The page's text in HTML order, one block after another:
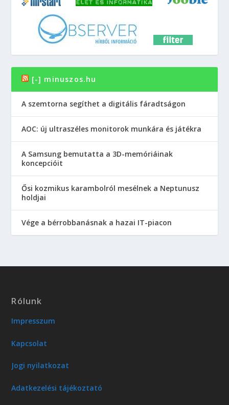
[-] minuszos.hu
A szemtorna segíthet a digitális fáradtságon
AOC: új ultraszéles monitorok munkára és játékra
A Samsung bemutatta a 3D-memóriáinak
koncepcióit
Ősi kozmikus karambolról mesélnek a Neptunusz
holdjai
Vége a bérrobbanásnak a hazai IT-piacon
Rólunk
Impresszum
Kapcsolat
Jogi nyilatkozat
Adatkezelési tájékoztató